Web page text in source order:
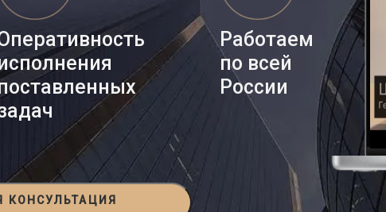
Работаем
по всей
России
КОНСУЛЬТАЦИЯ